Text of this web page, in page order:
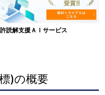
読解支援ＡＩサービス
)の概要